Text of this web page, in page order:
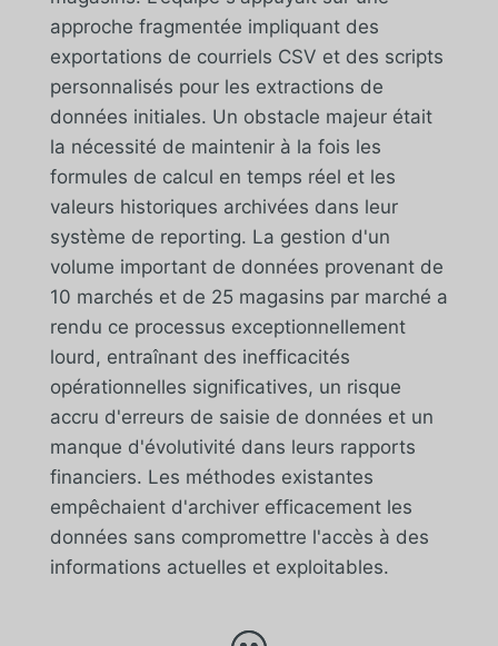
approche fragmentée impliquant des
exportations de courriels CSV et des scripts
personnalisés pour les extractions de
données initiales. Un obstacle majeur était
la nécessité de maintenir à la fois les
formules de calcul en temps réel et les
valeurs historiques archivées dans leur
système de reporting. La gestion d'un
volume important de données provenant de
10 marchés et de 25 magasins par marché a
rendu ce processus exceptionnellement
lourd, entraînant des inefficacités
opérationnelles significatives, un risque
accru d'erreurs de saisie de données et un
manque d'évolutivité dans leurs rapports
financiers. Les méthodes existantes
empêchaient d'archiver efficacement les
données sans compromettre l'accès à des
informations actuelles et exploitables.